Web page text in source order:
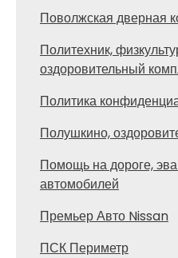
Поволжская дверная
Политехник,
оздоровительный
Политика
Полушкино,
Помощь на дороге,
автомобилей
Премьер Авто Nissan
ПСК Периметр